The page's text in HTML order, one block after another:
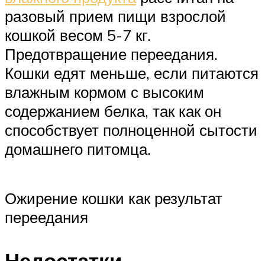
разовый прием пищи взрослой
кошкой весом 5-7 кг.
Предотвращение переедания.
Кошки едят меньше, если питаются
влажным кормом с высоким
содержанием белка, так как он
способствует полноценной сытости
домашнего питомца.
Ожирение кошки как результат
переедания